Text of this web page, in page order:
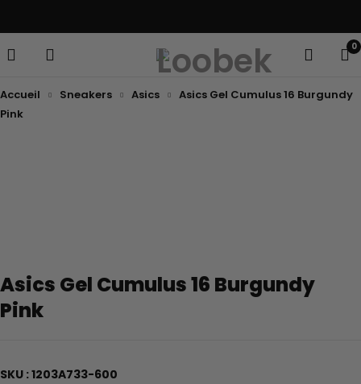
0
Accueil Sneakers Asics
Asics Gel Cumulus 16 Burgundy
Pink
Asics Gel Cumulus 16 Burgundy
Pink
SKU : 1203A733-600